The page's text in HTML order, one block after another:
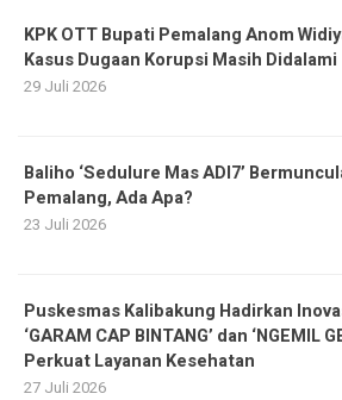
KPK OTT Bupati Pemalang Anom
Kasus Dugaan Korupsi Masih Didalami
29 Juli 2026
Baliho ‘Sedulure Mas ADI7’
Pemalang, Ada Apa?
23 Juli 2026
Puskesmas Kalibakung Hadirkan
‘GARAM CAP BINTANG’ dan ‘NGEMIL
Perkuat Layanan Kesehatan
27 Juli 2026